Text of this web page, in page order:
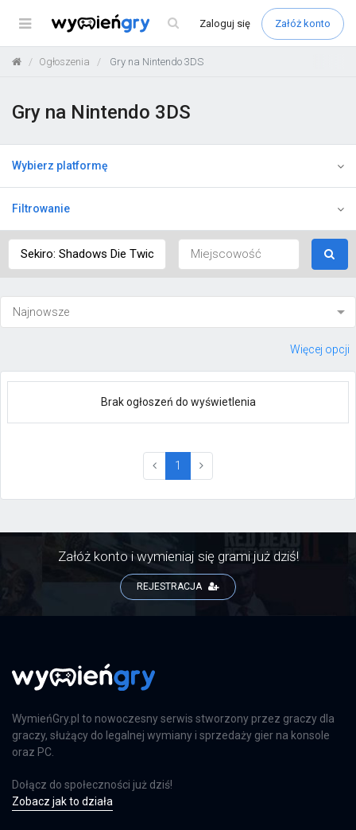
Menu Zaloguj się Załóż konto
Ogłoszenia Gry na Nintendo 3DS
Gry na Nintendo 3DS
Wybierz platformę
Filtrowanie
Więcej opcji
Brak ogłoszeń do wyświetlenia
1 (current)
Załóż konto i wymieniaj się grami już dziś!
REJESTRACJA
WymieńGry.pl to nowoczesny serwis stworzony przez graczy dla
graczy, służący do legalnej wymiany i sprzedaży gier na konsole
oraz PC.
Dołącz do społeczności już dziś!
Zobacz jak to działa